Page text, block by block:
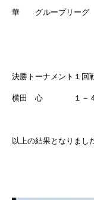
華 グループリーグ
決勝トーナメント１回
横田 心 １－４
以上の結果となりまし